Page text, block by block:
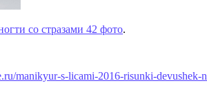
со стразами 42 фото.
manikyur-s-licami-2016-risunki-